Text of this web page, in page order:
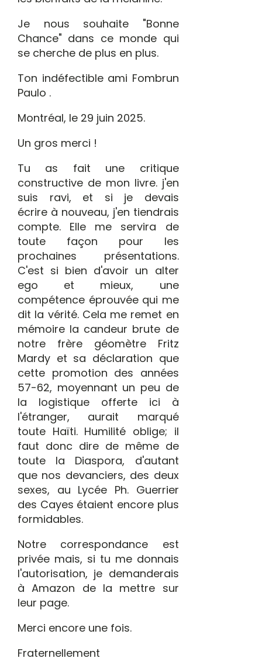
Je nous souhaite "Bonne
Chance" dans ce monde qui
se cherche de plus en plus.
Ton indéfectible ami Fombrun
Paulo .
Montréal, le 29 juin 2025.
Un gros merci !
Tu as fait une critique
constructive de mon livre. j'en
suis ravi, et si je devais
écrire à nouveau, j'en tiendrais
compte. Elle me servira de
toute façon pour les
prochaines présentations.
C'est si bien d'avoir un alter
ego et mieux, une
compétence éprouvée qui me
dit la vérité. Cela me remet en
mémoire la candeur brute de
notre frère géomètre Fritz
Mardy et sa déclaration que
cette promotion des années
57-62, moyennant un peu de
la logistique offerte ici à
l'étranger, aurait marqué
toute Haïti. Humilité oblige; il
faut donc dire de même de
toute la Diaspora, d'autant
que nos devanciers, des deux
sexes, au Lycée Ph. Guerrier
des Cayes étaient encore plus
formidables.
Notre correspondance est
privée mais, si tu me donnais
l'autorisation, je demanderais
à Amazon de la mettre sur
leur page.
Merci encore une fois.
Fraternellement